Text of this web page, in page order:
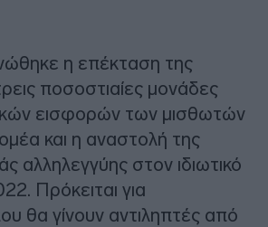
η επέκταση της
ποσοστιαίες μονάδες
εισφορών των μισθωτών
και η αναστολή της
αλληλεγγύης στον ιδιωτικό
Πρόκειται για
θα γίνουν αντιληπτές από